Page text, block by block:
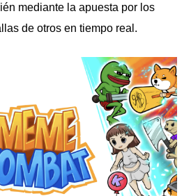
mediante la apuesta por los
de otros en tiempo real.